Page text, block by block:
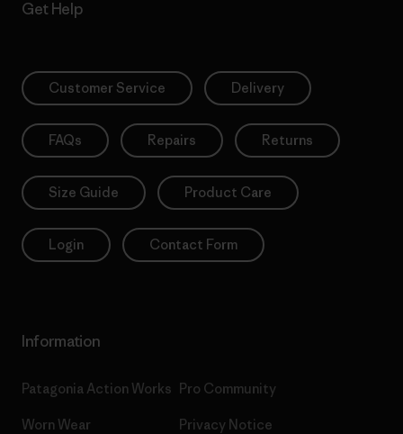
Get Help
Customer Service Delivery
FAQs Repairs Returns
Size Guide Product Care
Login Contact Form
Information
Patagonia Action Works
Worn Wear
Pro Community
Privacy Notice